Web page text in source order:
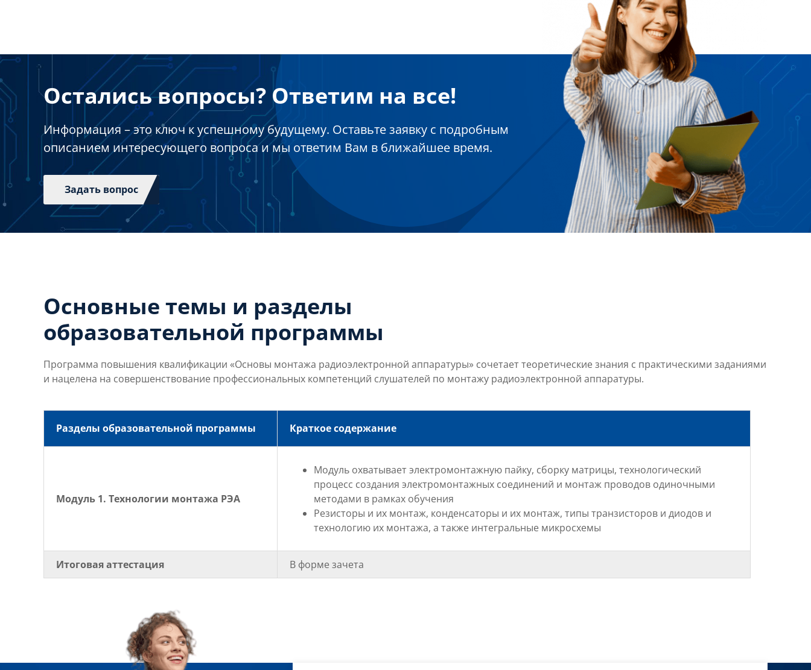
Остались вопросы? Ответим на все!
Информация – это ключ к успешному будущему. Оставьте заявку с подробным
описанием интересующего вопроса и мы ответим Вам в ближайшее время.
Задать вопрос
Основные темы и разделы
образовательной программы
Программа повышения квалификации «Основы монтажа радиоэлектронной аппаратуры» сочетает теоретические знания с практическими заданиями
и нацелена на совершенствование профессиональных компетенций слушателей по монтажу радиоэлектронной аппаратуры.
Разделы образовательной программы Краткое содержание
Модуль 1. Технологии монтажа РЭА
Модуль охватывает электромонтажную пайку, сборку матрицы, технологический
процесс создания электромонтажных соединений и монтаж проводов одиночными
методами в рамках обучения
Резисторы и их монтаж, конденсаторы и их монтаж, типы транзисторов и диодов и
технологию их монтажа, а также интегральные микросхемы
Итоговая аттестация В форме зачета